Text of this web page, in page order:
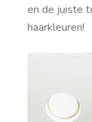
en de juiste
haarkleuren!